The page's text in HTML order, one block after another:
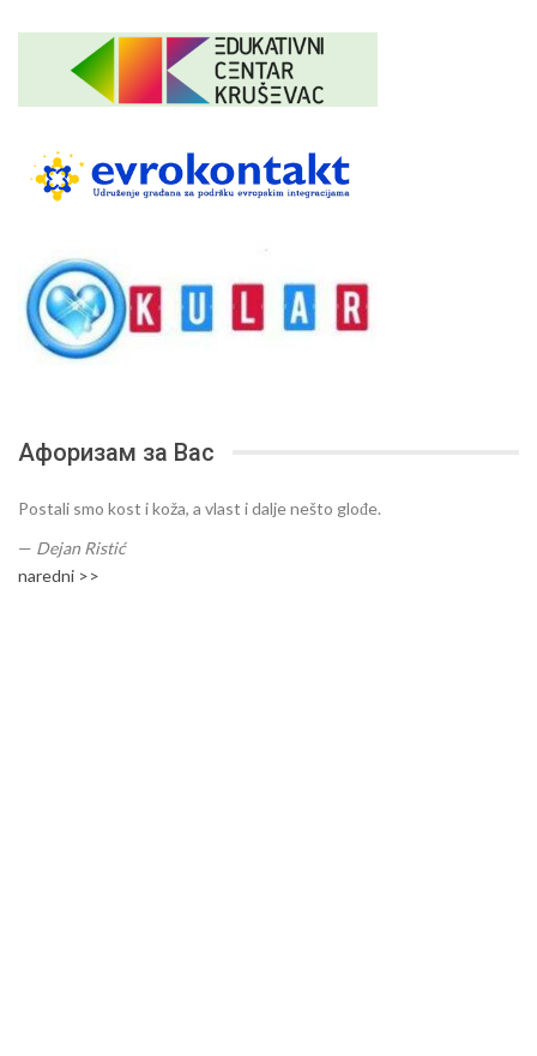
Афоризам за Вас
Postali smo kost i koža, a vlast i dalje nešto glođe.
— Dejan Ristić
naredni >>